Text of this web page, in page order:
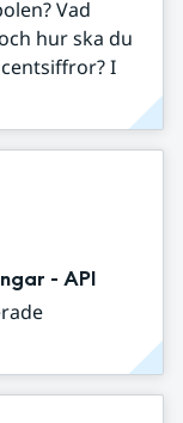
Vad
hur ska du
I
- API